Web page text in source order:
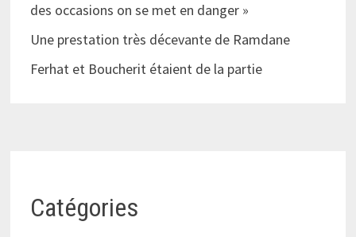
des occasions on se met en danger »
Une prestation très décevante de Ramdane
Ferhat et Boucherit étaient de la partie
Catégories